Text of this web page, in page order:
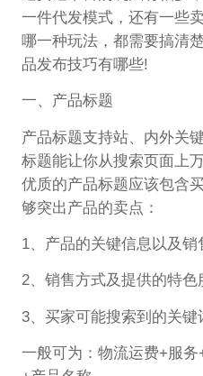
一件代发模式，还有一些
哪一种玩法，都需要搞清
品发布技巧有哪些!
一、产品标题
产品标题支持站、内外关
标题能让你从搜索页面上
优质的产品标题应该包含
够突出产品的卖点：
1、产品的关键信息以及销
2、销售方式及提供的特色
3、买家可能搜索到的关键
一般可为：物流运费+服